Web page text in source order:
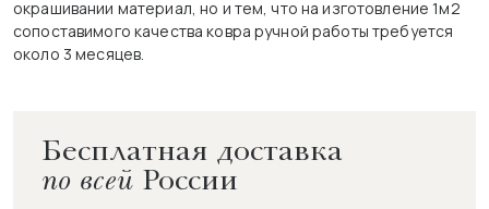
окрашивании материал, но и тем, что на изготовление 1м2
сопоставимого качества ковра ручной работы требуется
около 3 месяцев.
Бесплатная доставка
по всей России